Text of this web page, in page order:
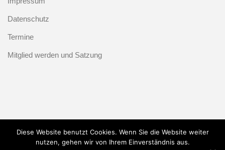
Datenschutz
Termine
Mitglied werden und Satzung
Diese Website benutzt Cookies. Wenn Sie die Website weiter
nutzen, gehen wir von Ihrem Einverständnis aus.